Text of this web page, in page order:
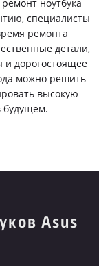
ноутбука
специалисты
ремонта
детали,
и дорогостоящее
можно решить
высокую
будущем.
Asus